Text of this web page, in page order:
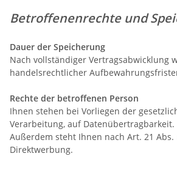
Betroffenenrechte und
Dauer der Speicherung
Nach vollständiger Vertragsabwicklung
handelsrechtlicher
Rechte der betroffenen Person
Ihnen stehen bei Vorliegen der
Verarbeitung, auf Datenübertragbarkeit.
Außerdem steht Ihnen nach Art. 21 Abs.
Direktwerbung.